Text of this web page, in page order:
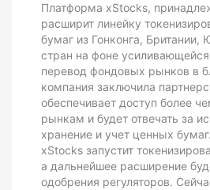
Платформа xStocks,
расширит линейку
бумаг из Гонконга,
стран на фоне
перевод фондовых рынков в
компания заключила
обеспечивает доступ более
рынкам и будет отвечать за
хранение и учет ценных
xStocks запустит
а дальнейшее расширение
одобрения регуляторов.